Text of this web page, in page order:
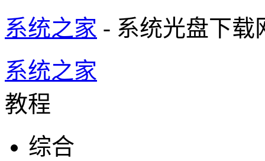
系统之家 - 系统光盘下载
系统之家
教程
综合